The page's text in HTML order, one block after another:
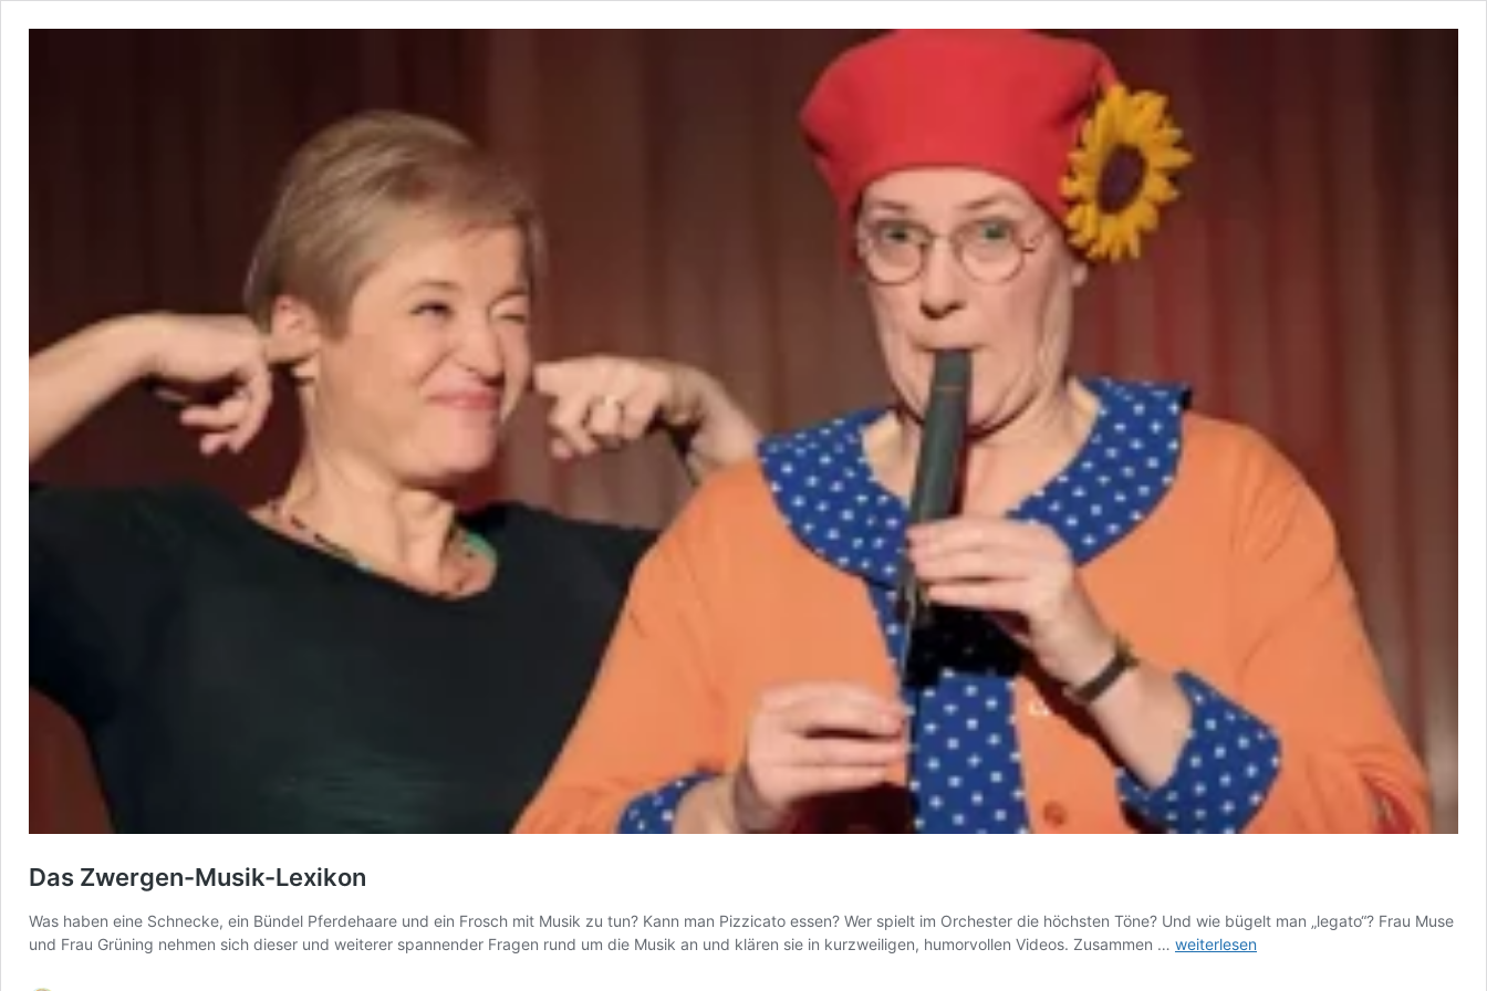
Das Zwergen-Musik-Lexikon
Was haben eine Schnecke, ein Bündel Pferdehaare und ein Frosch mit Musik zu tun? Kann man Pizzicato essen? Wer spielt im Orchester die höchsten Töne? Und wie bügelt man „legato“? Frau Muse
und Frau Grüning nehmen sich dieser und weiterer spannender Fragen rund um die Musik an und klären sie in kurzweiligen, humorvollen Videos. Zusammen … Das
weiterlesen